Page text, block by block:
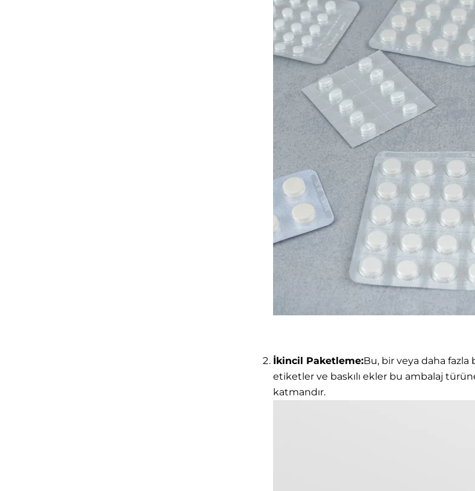
İkincil Paketleme:Bu, bir veya daha fazla
etiketler ve baskılı ekler bu ambalaj
katmandır.